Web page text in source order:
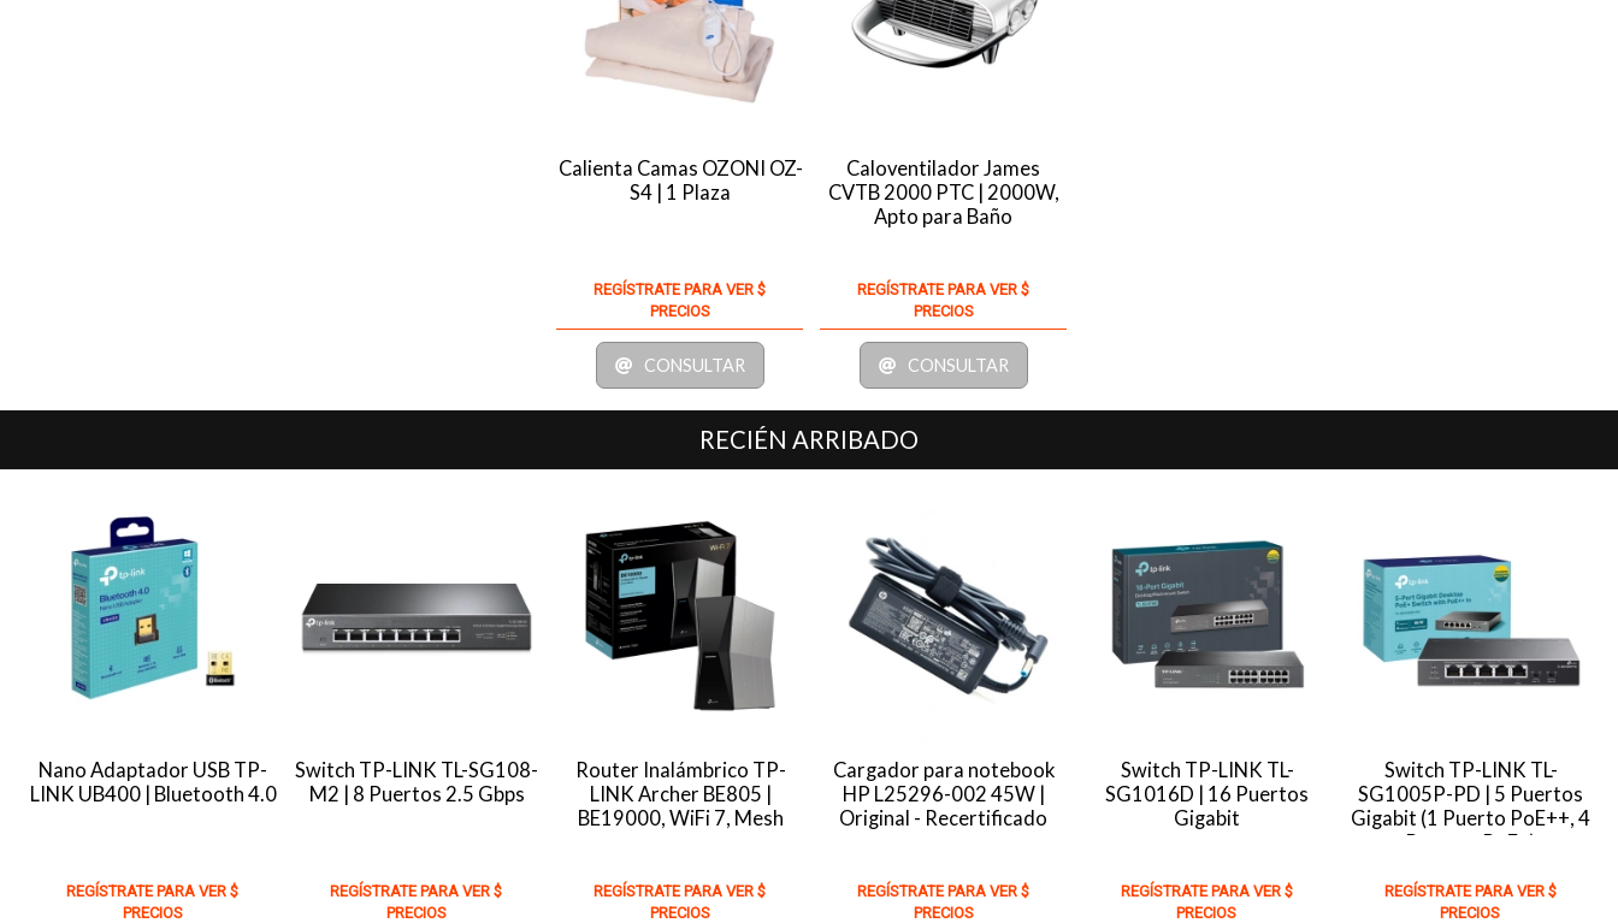
Calienta Camas OZONI OZ-
S4 | 1 Plaza
REGÍSTRATE PARA VER $
PRECIOS
CONSULTAR
Caloventilador James
CVTB 2000 PTC | 2000W,
Apto para Baño
REGÍSTRATE PARA VER $
PRECIOS
CONSULTAR
RECIÉN ARRIBADO
Nano Adaptador USB TP-
LINK UB400 | Bluetooth 4.0
REGÍSTRATE PARA VER $
PRECIOS
Switch TP-LINK TL-SG108-
M2 | 8 Puertos 2.5 Gbps
REGÍSTRATE PARA VER $
PRECIOS
Router Inalámbrico TP-
LINK Archer BE805 |
BE19000, WiFi 7, Mesh
REGÍSTRATE PARA VER $
PRECIOS
Cargador para notebook
HP L25296-002 45W |
Original - Recertificado
REGÍSTRATE PARA VER $
PRECIOS
Switch TP-LINK TL-
SG1016D | 16 Puertos
Gigabit
REGÍSTRATE PARA VER $
PRECIOS
Switch TP-LINK TL-
SG1005P-PD | 5 Puertos
Gigabit (1 Puerto PoE++, 4
Puertos PoE+)
REGÍSTRATE PARA VER $
PRECIOS